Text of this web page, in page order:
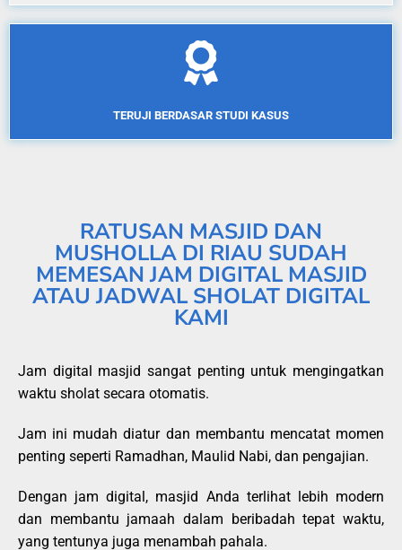
TERUJI BERDASAR STUDI KASUS
RATUSAN MASJID DAN
MUSHOLLA DI RIAU SUDAH
MEMESAN JAM DIGITAL MASJID
ATAU JADWAL SHOLAT DIGITAL
KAMI
Jam digital masjid sangat penting untuk mengingatkan
waktu sholat secara otomatis.
Jam ini mudah diatur dan membantu mencatat momen
penting seperti Ramadhan, Maulid Nabi, dan pengajian.
Dengan jam digital, masjid Anda terlihat lebih modern
dan membantu jamaah dalam beribadah tepat waktu,
yang tentunya juga menambah pahala.